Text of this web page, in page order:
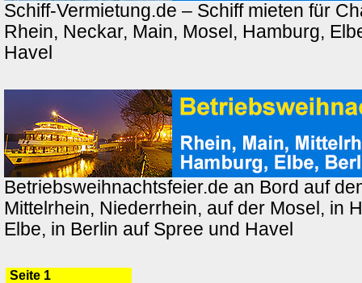
Schiff-Vermietung.de – Schiff mieten für
Rhein, Neckar, Main, Mosel, Hamburg,
Havel
Betriebsweihnachtsfeier.de an Bord auf
Mittelrhein, Niederrhein, auf der Mosel, in
Elbe, in Berlin auf Spree und Havel
Seite 1